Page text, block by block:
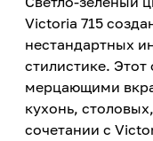
Victoria 715
нестандартных
стилистике.
мерцающими
кухонь,
сочетании с